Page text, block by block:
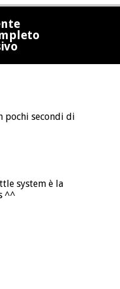
pochi secondi di
system è la
^^